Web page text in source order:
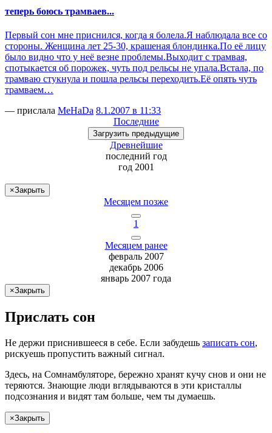
теперь боюсь трамваев...
Первый сон мне приснился, когда я болела.Я наблюдала все со
стороны. Женщина лет 25-30, крашеная блондинка.По её лицу
было видно что у неё везне проблемы.Выходит с трамвая,
спотыкается об порожек, чуть под рельсы не упала.Встала, по
трамваю стукнула и пошла рельсы переходить.Её опять чуть
трамваем…
— прислала MeHaDa 8.1.2007 в 11:33
Последние
Загрузить предыдущие
Древнейшие
последний год
год 2001
×Закрыть
Месяцем позже
1
Месяцем ранее
февраль 2007
декабрь 2006
январь 2007 года
×Закрыть
Прислать сон
Не держи приснившееся в себе. Если забудешь записать сон,
рискуешь пропустить важный сигнал.
Здесь, на Сомнамбуляторе, бережно хранят кучу снов и они не
теряются. Знающие люди вглядываются в эти кристаллы
подсознания и видят там больше, чем ты думаешь.
×Закрыть